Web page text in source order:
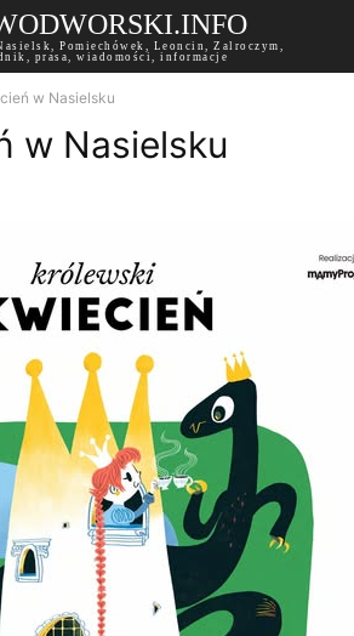
Pomiechówek, Leoncin, Zalroczym,
prasa, wiadomości, informacje
w Nasielsku
w Nasielsku